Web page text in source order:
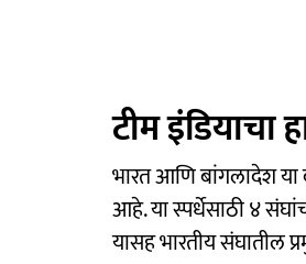
टीम
भारत आणि बांगलादेश या
आहे. या स्पर्धेसाठी ४
यासह भारतीय संघातील